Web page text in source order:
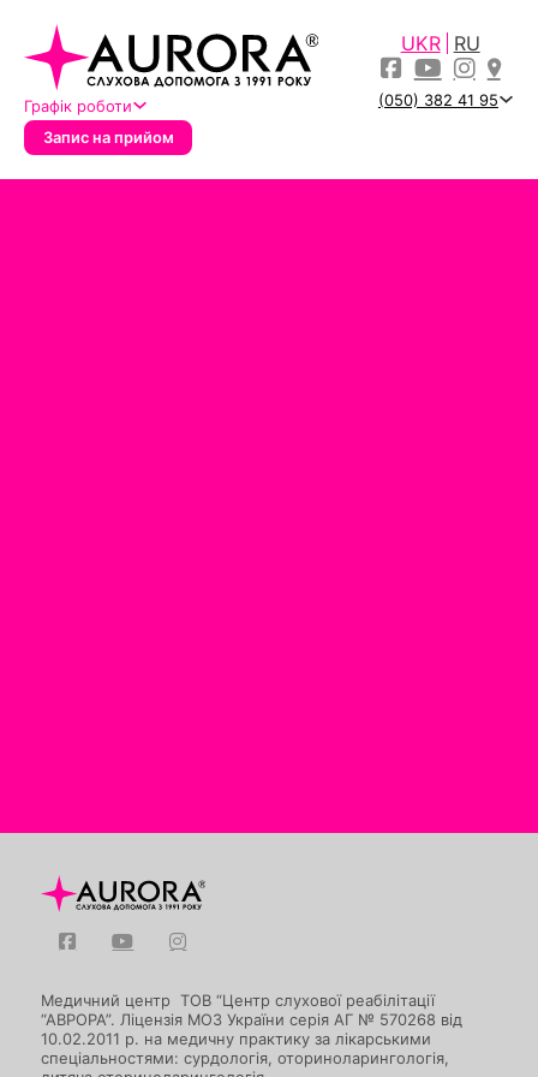
UKR RU
Графік роботи
(050) 382 41 95
Запис на прийом
Медичний центр ТОВ “Центр слухової реабілітації
“АВРОРА”. Ліцензія МОЗ України серія АГ № 570268 від
10.02.2011 р. на медичну практику за лікарськими
спеціальностями: сурдологія, оториноларингологія,